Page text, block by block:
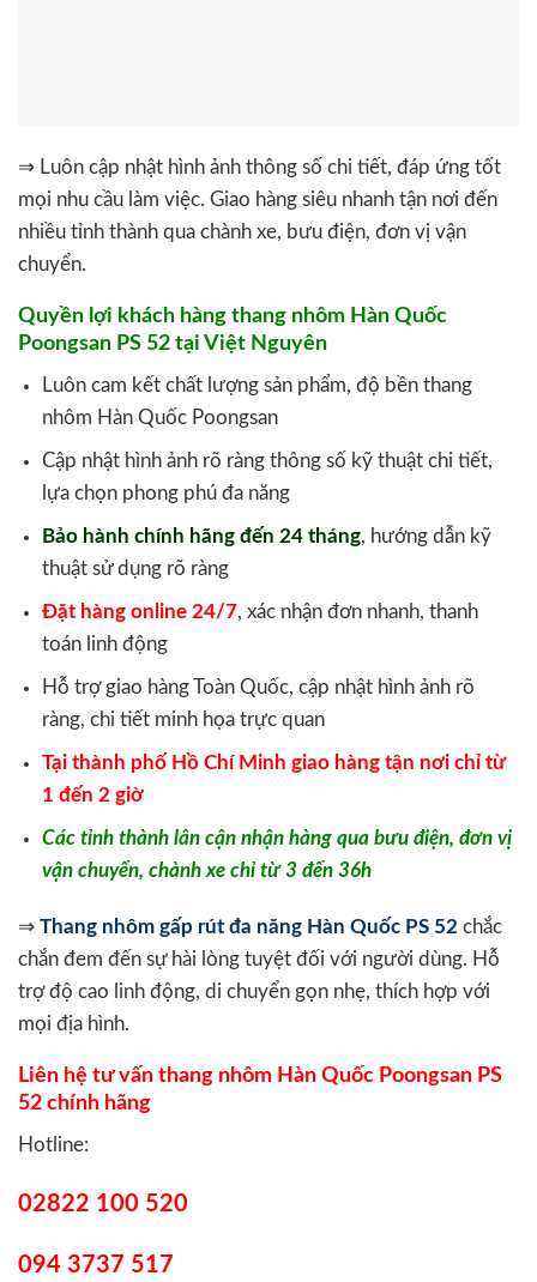
⇒ Luôn cập nhật hình ảnh thông số chi tiết, đáp ứng tốt
mọi nhu cầu làm việc. Giao hàng siêu nhanh tận nơi đến
nhiều tỉnh thành qua chành xe, bưu điện, đơn vị vận
chuyển.
Quyền lợi khách hàng thang nhôm Hàn Quốc
Poongsan PS 52 tại Việt Nguyên
Luôn cam kết chất lượng sản phẩm, độ bền thang
nhôm Hàn Quốc Poongsan
Cập nhật hình ảnh rõ ràng thông số kỹ thuật chi tiết,
lựa chọn phong phú đa năng
Bảo hành chính hãng đến 24 tháng, hướng dẫn kỹ
thuật sử dụng rõ ràng
Đặt hàng online 24/7, xác nhận đơn nhanh, thanh
toán linh động
Hỗ trợ giao hàng Toàn Quốc, cập nhật hình ảnh rõ
ràng, chi tiết minh họa trực quan
Tại thành phố Hồ Chí Minh giao hàng tận nơi chỉ từ
1 đến 2 giờ
Các tỉnh thành lân cận nhận hàng qua bưu điện, đơn vị
vận chuyển, chành xe chỉ từ 3 đến 36h
⇒ Thang nhôm gấp rút đa năng Hàn Quốc PS 52 chắc
chắn đem đến sự hài lòng tuyệt đối với người dùng. Hỗ
trợ độ cao linh động, di chuyển gọn nhẹ, thích hợp với
mọi địa hình.
Liên hệ tư vấn thang nhôm Hàn Quốc Poongsan PS
52 chính hãng
Hotline:
02822 100 520
094 3737 517